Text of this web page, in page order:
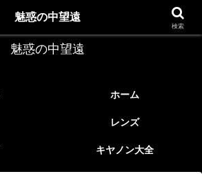
レトロなEFレンズ
魅惑の中望遠
ホーム
レンズ
キヤノン大全
魅惑の中望遠
検索